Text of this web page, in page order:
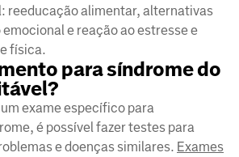
reeducação alimentar, alternativas
e reação ao estresse e
física.
para síndrome do
exame específico para
é possível fazer testes para
e doenças similares. Exames